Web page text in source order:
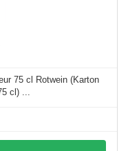
75 cl Rotwein (Karton
cl) ...